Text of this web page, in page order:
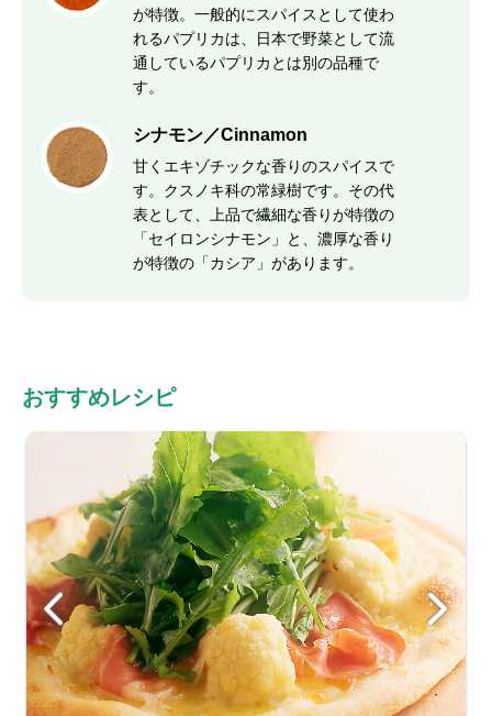
が特徴。一般的にスパイスとして使わ
れるパプリカは、日本で野菜として流
通しているパプリカとは別の品種で
す。
シナモン／Cinnamon
甘くエキゾチックな香りのスパイスで
す。クスノキ科の常緑樹です。その代
表として、上品で繊細な香りが特徴の
「セイロンシナモン」と、濃厚な香り
が特徴の「カシア」があります。
おすすめレシピ